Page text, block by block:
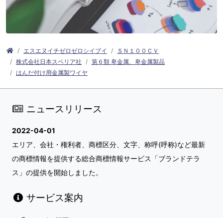
エスエヌイチゼロゼロシイブイ
ＳＮ１００ＣＶ
株式会社日本スペリア社
第６類 卑金属、卑金属製品
はんだ付け用金属製ワイヤ
ニュースリリース
2022-04-01
エリア、会社・権利者、商標区分、文字、称呼(呼称)など最新
の商標情報を提供する総合商標情報サービス「ブランドテラ
ス」の提供を開始しました。
サービス案内